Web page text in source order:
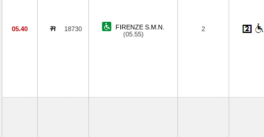
05.40 18730
FIRENZE S.M.N.
(05.55)
2